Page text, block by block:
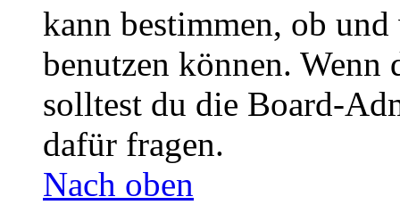
kann bestimmen, ob
benutzen können. Wenn
solltest du die Board-
dafür fragen.
Nach oben